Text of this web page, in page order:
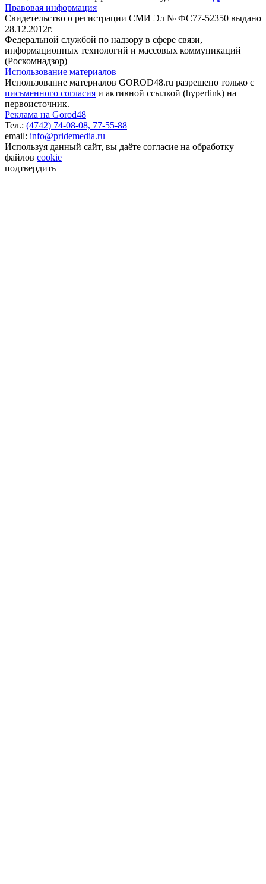
Правовая информация
Свидетельство о регистрации СМИ Эл № ФС77-52350 выдано
28.12.2012г.
Федеральной службой по надзору в сфере связи,
информационных технологий и массовых коммуникаций
(Роскомнадзор)
Использование материалов
Использование материалов GOROD48.ru разрешено только с
письменного согласия и активной ссылкой (hyperlink) на
первоисточник.
Реклама на Gorod48
Тел.: (4742) 74-08-08, 77-55-88
email: info@pridemedia.ru
Используя данный сайт, вы даёте согласие на обработку
файлов cookie
подтвердить